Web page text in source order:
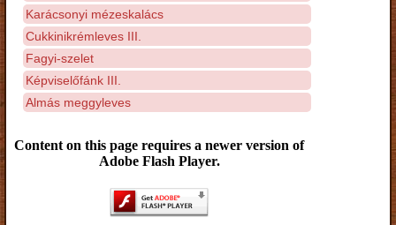
Karácsonyi mézeskalács
Cukkinikrémleves III.
Fagyi-szelet
Képviselőfánk III.
Almás meggyleves
Content on this page requires a newer version of
Adobe Flash Player.